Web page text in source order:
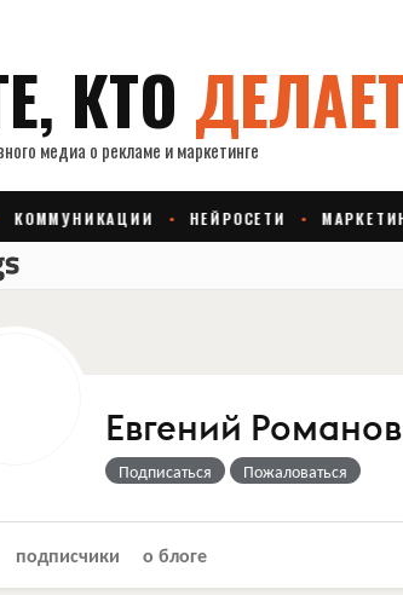
Евгений Романов
Подписаться Пожаловаться
подписчики о блоге